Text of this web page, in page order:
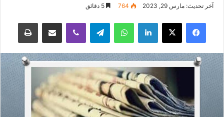
آخر تحديث: مارس 29, 2023 764
فيسبوك لينكدإن واتساب